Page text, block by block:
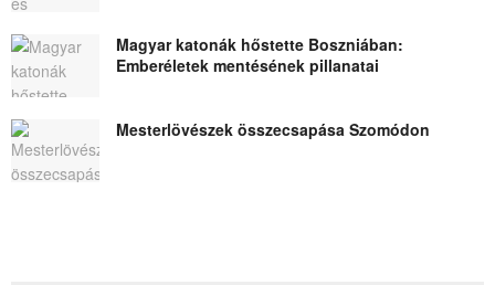
Magyar katonák hőstette Boszniában:
Emberéletek mentésének pillanatai
Mesterlövészek összecsapása Szomódon